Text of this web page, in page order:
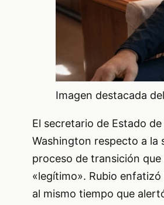
Imagen destacada
El secretario de Estado
Washington respecto a la
proceso de transición
«legítimo». Rubio
al mismo tiempo que